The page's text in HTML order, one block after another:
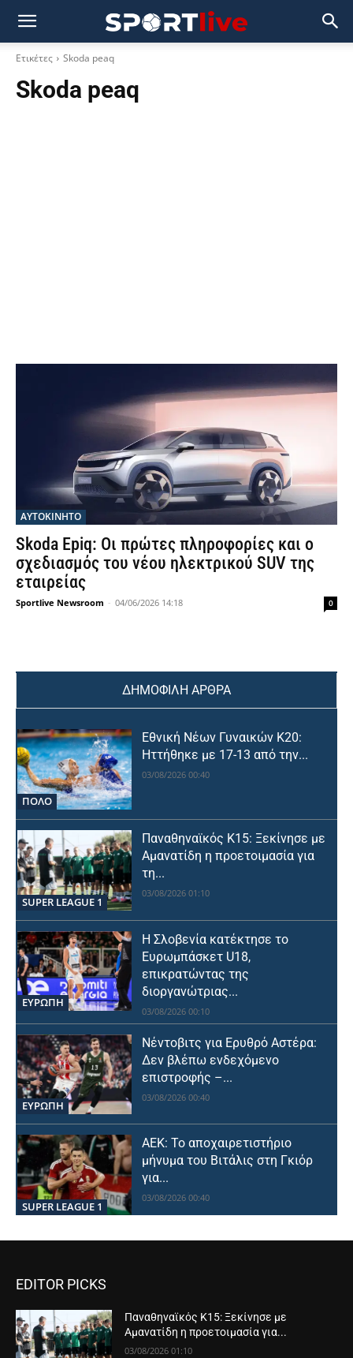
Ετικέτες Skoda peaq
Skoda peaq
ΑΥΤΟΚΙΝΗΤΟ
Skoda Epiq: Οι πρώτες πληροφορίες και ο
σχεδιασμός του νέου ηλεκτρικού SUV της
εταιρείας
Sportlive Newsroom - 04/06/2026 14:18 0
ΔΗΜΟΦΙΛΗ ΑΡΘΡΑ
ΠΟΛΟ
Εθνική Νέων Γυναικών Κ20:
Ηττήθηκε με 17-13 από την...
03/08/2026 00:40
SUPER LEAGUE 1
Παναθηναϊκός Κ15: Ξεκίνησε με
Αμανατίδη η προετοιμασία για
τη...
03/08/2026 01:10
ΕΥΡΩΠΗ
Η Σλοβενία κατέκτησε το
Ευρωμπάσκετ U18,
επικρατώντας της
διοργανώτριας...
03/08/2026 00:10
ΕΥΡΩΠΗ
Νέντοβιτς για Ερυθρό Αστέρα:
Δεν βλέπω ενδεχόμενο
επιστροφής –...
03/08/2026 00:40
SUPER LEAGUE 1
ΑΕΚ: Το αποχαιρετιστήριο
μήνυμα του Βιτάλις στη Γκιόρ
για...
03/08/2026 00:40
EDITOR PICKS
Παναθηναϊκός Κ15: Ξεκίνησε με
Αμανατίδη η προετοιμασία για...
03/08/2026 01:10